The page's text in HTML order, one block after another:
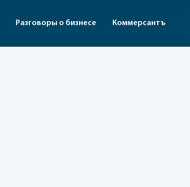
Разговоры о бизнесе Коммерсантъ